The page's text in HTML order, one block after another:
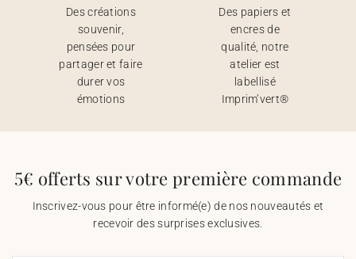
Des créations
souvenir,
pensées pour
partager et faire
durer vos
émotions
Des papiers et
encres de
qualité, notre
atelier est
labellisé
Imprim’vert®
5€ offerts sur votre première commande
Inscrivez-vous pour être informé(e) de nos nouveautés et
recevoir des surprises exclusives.